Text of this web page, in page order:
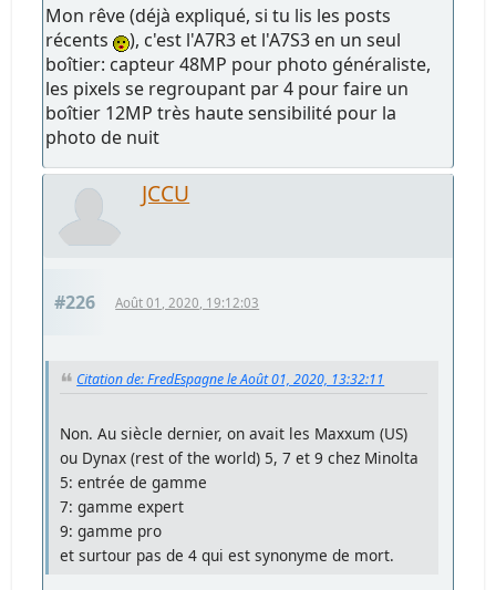
Mon rêve (déjà expliqué, si tu lis les posts
récents
), c'est l'A7R3 et l'A7S3 en un seul
boîtier: capteur 48MP pour photo généraliste,
les pixels se regroupant par 4 pour faire un
boîtier 12MP très haute sensibilité pour la
photo de nuit
JCCU
#226 Août 01, 2020, 19:12:03
Citation de: FredEspagne le Août 01, 2020, 13:32:11
Non. Au siècle dernier, on avait les Maxxum (US)
ou Dynax (rest of the world) 5, 7 et 9 chez Minolta
5: entrée de gamme
7: gamme expert
9: gamme pro
et surtour pas de 4 qui est synonyme de mort.